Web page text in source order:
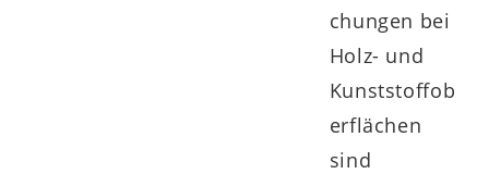
chungen bei
Holz- und
Kunststoffob
erflächen
sind